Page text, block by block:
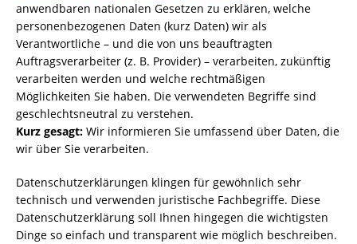
anwendbaren nationalen Gesetzen zu erklären, welche
personenbezogenen Daten (kurz Daten) wir als
Verantwortliche – und die von uns beauftragten
Auftragsverarbeiter (z. B. Provider) – verarbeiten, zukünftig
verarbeiten werden und welche rechtmäßigen
Möglichkeiten Sie haben. Die verwendeten Begriffe sind
geschlechtsneutral zu verstehen.
Kurz gesagt: Wir informieren Sie umfassend über Daten, die
wir über Sie verarbeiten.
Datenschutzerklärungen klingen für gewöhnlich sehr
technisch und verwenden juristische Fachbegriffe. Diese
Datenschutzerklärung soll Ihnen hingegen die wichtigsten
Dinge so einfach und transparent wie möglich beschreiben.